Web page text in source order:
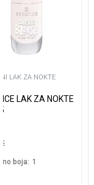
LAK ZA NOKTE
LAK ZA NOKTE
€
boja: 1